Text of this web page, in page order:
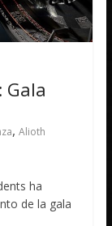
Gala
,Alioth
ha
de la gala